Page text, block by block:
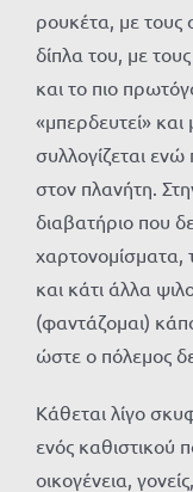
ρουκέτα, με
δίπλα του, με
και το πιο
«μπερδευτεί» και
συλλογίζεται ενώ
στον πλανήτη.
διαβατήριο που
χαρτονομίσματα,
και κάτι άλλα
(φαντάζομαι)
ώστε ο πόλεμος
Κάθεται λίγο
ενός καθιστικού
οικογένεια,